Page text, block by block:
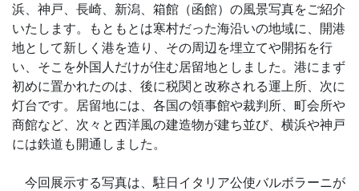
浜、神戸、長崎、新潟、箱館（函館）の風景写真をご紹介
いたします。もともとは寒村だった海沿いの地域に、開港
地として新しく港を造り、その周辺を埋立てや開拓を行
い、そこを外国人だけが住む居留地としました。港にまず
初めに置かれたのは、後に税関と改称される運上所、次に
灯台です。居留地には、各国の領事館や裁判所、町会所や
商館など、次々と西洋風の建造物が建ち並び、横浜や神戸
には鉄道も開通しました。
今回展示する写真は、駐日イタリア公使バルボラーニが